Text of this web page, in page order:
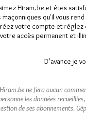
Hiram.be et êtes
maçonniques qu'il vous
votre compte et réglez
accès permanent et
D’avance je
ne fera aucun
les données
de ses abonnements.